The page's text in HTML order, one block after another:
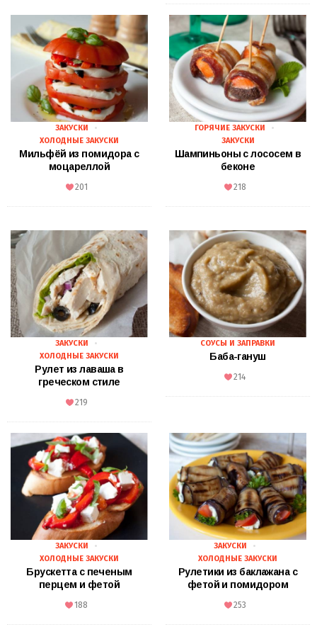
ЗАКУСКИ
ХОЛОДНЫЕ ЗАКУСКИ
Мильфёй из помидора с
моцареллой
201
ГОРЯЧИЕ ЗАКУСКИ
ЗАКУСКИ
Шампиньоны с лососем в
беконе
218
ЗАКУСКИ
ХОЛОДНЫЕ ЗАКУСКИ
Рулет из лаваша в
греческом стиле
219
СОУСЫ И ЗАПРАВКИ
Баба-гануш
214
ЗАКУСКИ
ХОЛОДНЫЕ ЗАКУСКИ
Брускетта с печеным
перцем и фетой
188
ЗАКУСКИ
ХОЛОДНЫЕ ЗАКУСКИ
Рулетики из баклажана с
фетой и помидором
253